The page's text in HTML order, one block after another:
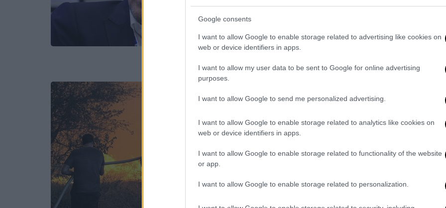
Google consents
I want to allow Google to enable storage related to advertising like cookies on
web or device identifiers in apps.
I want to allow my user data to be sent to Google for online advertising
purposes.
I want to allow Google to send me personalized advertising.
I want to allow Google to enable storage related to analytics like cookies on
web or device identifiers in apps.
I want to allow Google to enable storage related to functionality of the website
or app.
I want to allow Google to enable storage related to personalization.
όλων μας, μάς γεμίζει με δύναμη και
ελπίδα για να προχωρήσουμε στη ζωή
μας, υπερνικώντας με την πίστη κάθε
εμπόδιο που συναντάμε στην πορεία
Αττική ώρα μηδέν: Οικολογική
τραγωδία μετά τις φωτιές –
Στάχτη το 37% των δασών σε 8
Οι φωτιές των τελευταίων ετών
βαθμό το δασικό απόθεμα της